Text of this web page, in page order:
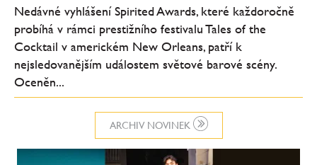
ARCHIV NOVINEK
Nedávné vyhlášení Spirited Awards, které každoročně
probíhá v rámci prestižního festivalu Tales of the
Cocktail v americkém New Orleans, patří k
nejsledovanějším událostem světové barové scény.
Oceněn...